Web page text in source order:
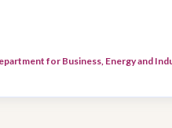
for Business, Energy and